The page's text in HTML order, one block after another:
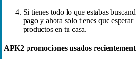
Si tienes todo lo que estabas
pago y ahora solo tienes que esperar
productos en tu casa.
APK2 promociones usados